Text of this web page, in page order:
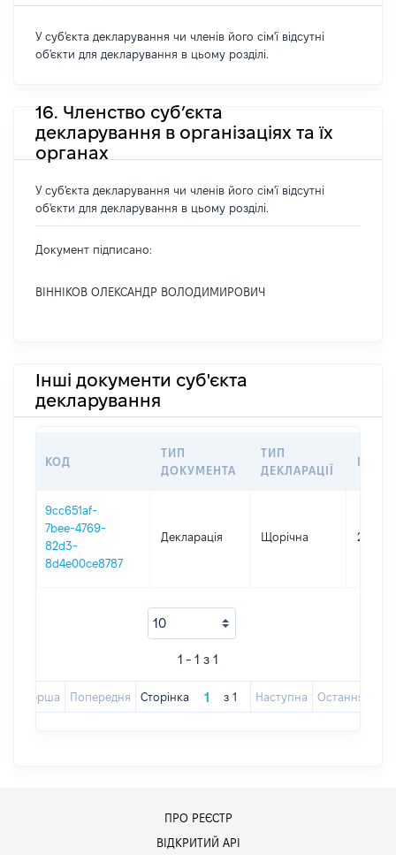
У суб'єкта декларування чи членів його сім'ї відсутні
об'єкти для декларування в цьому розділі.
16. Членство суб’єкта
декларування в організаціях та їх
органах
У суб'єкта декларування чи членів його сім'ї відсутні
об'єкти для декларування в цьому розділі.
Документ підписано:
ВІННІКОВ ОЛЕКСАНДР ВОЛОДИМИРОВИЧ
Інші документи суб'єкта
декларування
КОД
ТИП
ДОКУМЕНТА
ТИП
ДЕКЛАРАЦІЇ
9cc651af-
7bee-4769-
82d3-
8d4e00ce8787
Декларація Щорічна 2020
1 - 1 з 1
Перша Попередня Сторінка з 1 Наступна Остання
ПРО РЕЄСТР
ВІДКРИТИЙ АРІ